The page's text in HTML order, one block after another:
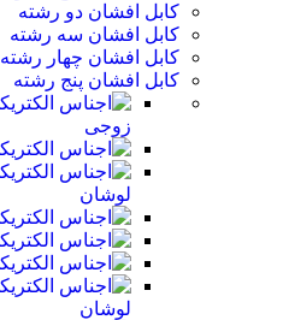
کابل افشان دو رشته
کابل افشان سه رشته
کابل افشان چهار رشته
کابل افشان پنج رشته
زوجی
لوشان
لوشان